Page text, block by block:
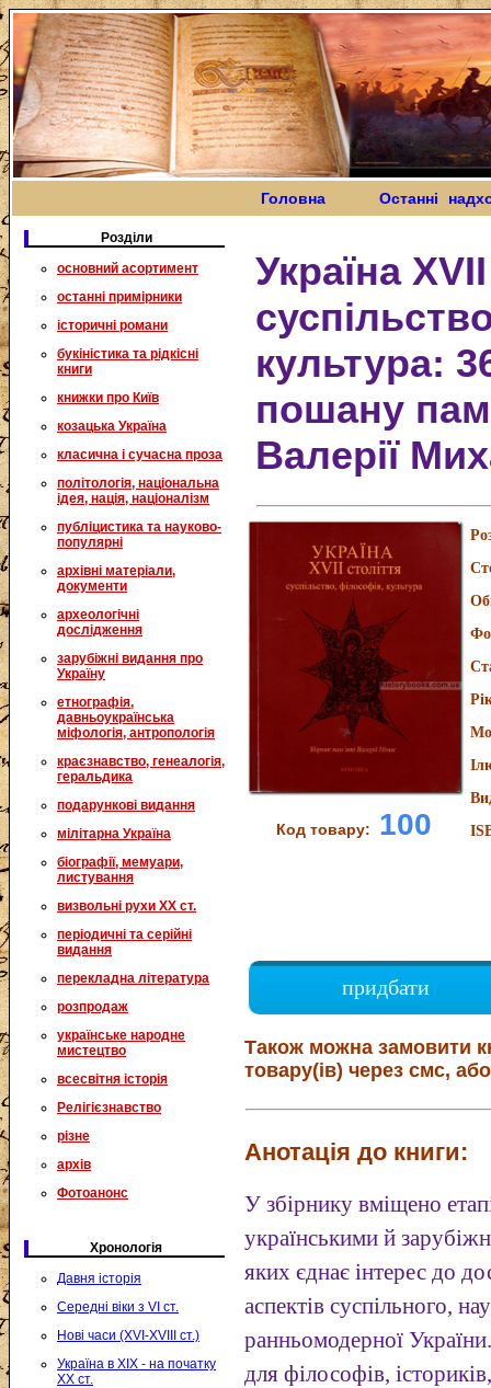
Головна Останні
Розділи
основний асортимент
останні примірники
історичні романи
букіністика та рідкісні
книги
книжки про Київ
козацька Україна
класична і сучасна проза
політологія, національна
ідея, нація, націоналізм
публіцистика та науково-
популярні
архівні матеріали,
документи
археологічні
дослідження
зарубіжні видання про
Україну
етнографія,
давньоукраїнська
міфологія, антропологія
краєзнавство, генеалогія,
геральдика
подарункові видання
мілітарна Україна
біографії, мемуари,
листування
визвольні рухи XX ст.
періодичні та серійні
видання
перекладна література
розпродаж
українське народне
мистецтво
всесвітня історія
Релігієзнавство
різне
архів
Фотоанонс
Хронологія
Давня історія
Середні віки з VI ст.
Нові часи (XVI-XVIII ст.)
Україна в XIX - на початку
XX ст.
Україна
культура:
пошану
Валерії
Код товару: 100
придбати
Також можна замовити
товару(ів) через смс,
Анотація до книги:
У збірнику вміщено
українськими й
яких єднає інтерес до
аспектів суспільного,
ранньомодерної
для філософів,